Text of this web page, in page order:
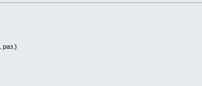
раз.)